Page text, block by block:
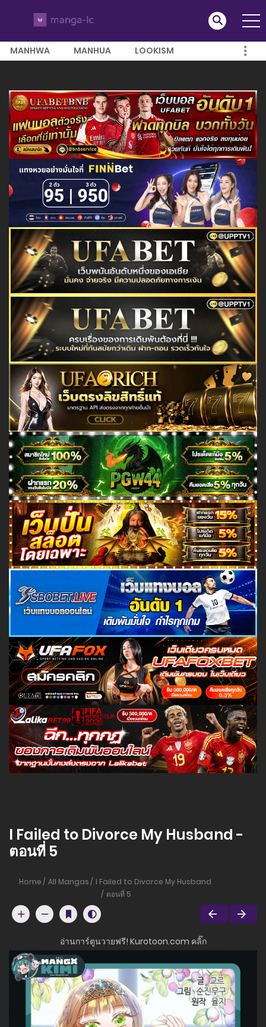
MANHWA MANHUA LOOKISM
I Failed to Divorce My Husband -
ตอนที่ 5
Home All Mangas
I Failed to Divorce My Husband
ตอนที่ 5
อ่านการ์ตูนวายฟรี! Kurotoon.com คลิ๊ก